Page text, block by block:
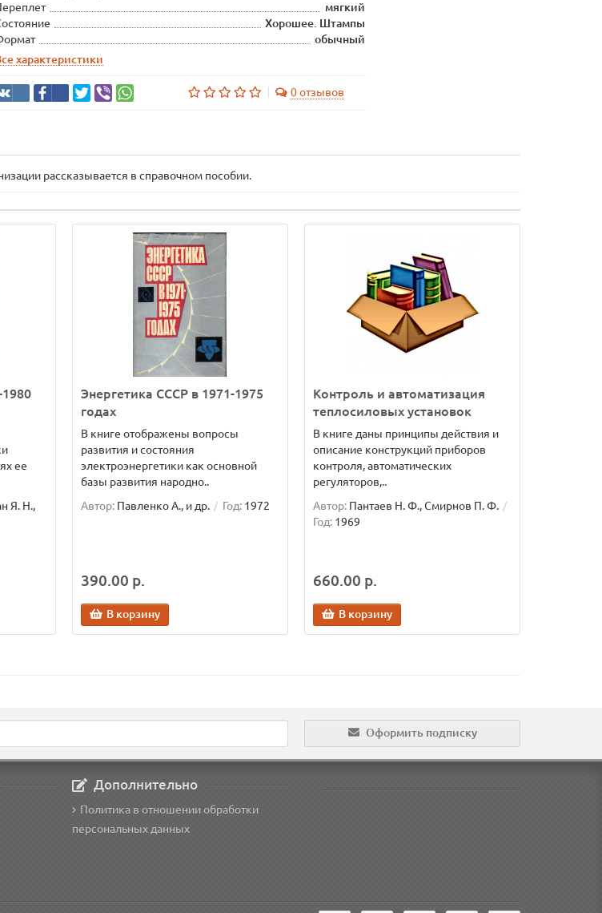
мягкий
Хорошее. Штампы
обычный
характеристики
0 отзывов
рассказывается в справочном пособии.
ее
Я. Н.,
Энергетика СССР в 1971-1975
годах
В книге отображены вопросы
развития и состояния
электроэнергетики как основной
базы развития народно..
Автор: Павленко А., и др. Год: 1972
390.00 р.
В корзину
Контроль и автоматизация
теплосиловых установок
В книге даны принципы действия и
описание конструкций приборов
контроля, автоматических
регуляторов,..
Автор: Пантаев Н. Ф., Смирнов П. Ф.
Год: 1969
660.00 р.
В корзину
Оформить подписку
Дополнительно
Политика в отношении обработки
персональных данных